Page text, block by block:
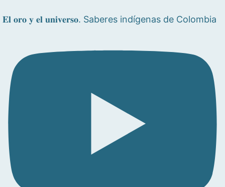
𝐄𝐥 𝐨𝐫𝐨 𝐲 𝐞𝐥 𝐮𝐧𝐢𝐯𝐞𝐫𝐬𝐨. Saberes indígenas de Colombia